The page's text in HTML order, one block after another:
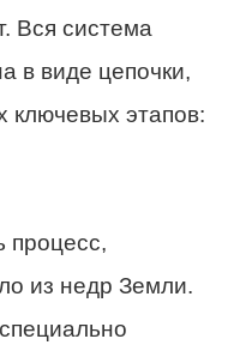
Вся система
в виде цепочки,
ключевых этапов:
процесс,
из недр Земли.